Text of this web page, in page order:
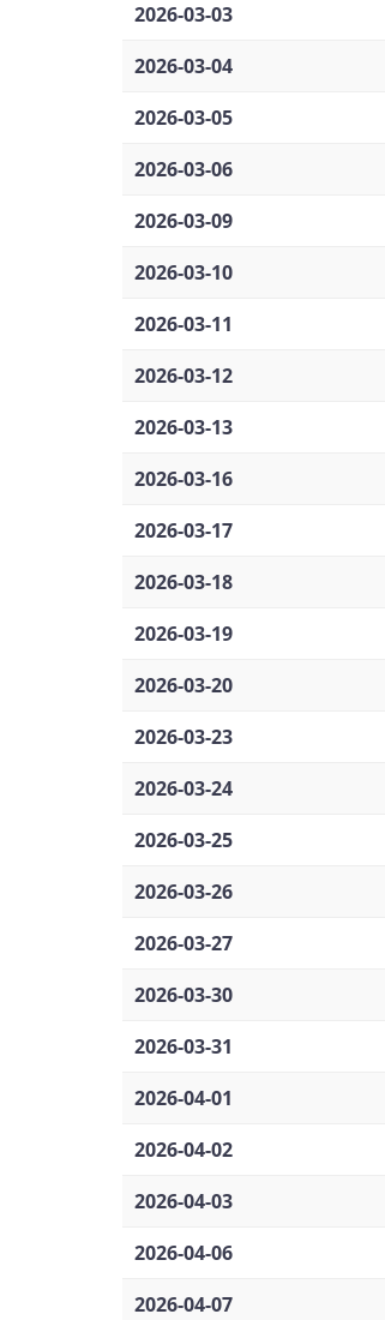
2026-03-03
2026-03-04
2026-03-05
2026-03-06
2026-03-09
2026-03-10
2026-03-11
2026-03-12
2026-03-13
2026-03-16
2026-03-17
2026-03-18
2026-03-19
2026-03-20
2026-03-23
2026-03-24
2026-03-25
2026-03-26
2026-03-27
2026-03-30
2026-03-31
2026-04-01
2026-04-02
2026-04-03
2026-04-06
2026-04-07